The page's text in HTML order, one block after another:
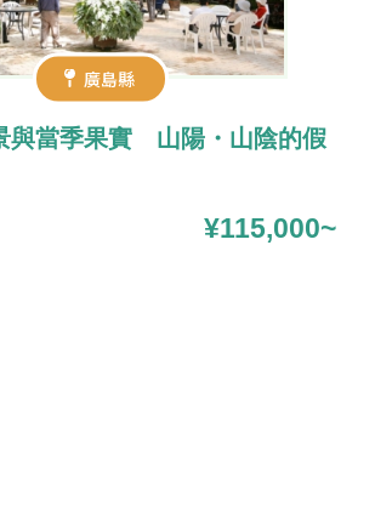
廣島縣
與當季果實 山陽・山陰的假
¥115,000~